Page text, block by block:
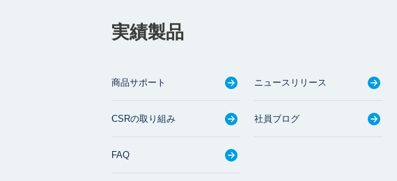
実績製品
商品サポート ニュースリリース
CSRの取り組み 社員ブログ
FAQ